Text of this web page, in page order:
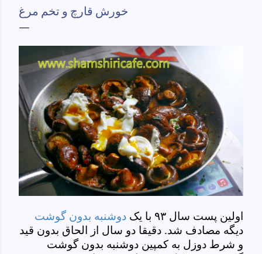
ebook/dp/B0861H47GS/ref=sr_1_1?
dchild=1&keywords=tehran+to+new+york&qid=158481093
خورش قارچ و تخم مرغ
اولین پست سال ۹۳ با یک
دوشنبه بدون گوشت
دیگه مصادف شد. دقیقا دو سال از الحاق بدون قید
و شرط دوزل به کمپین دوشنبه بدون گوشت